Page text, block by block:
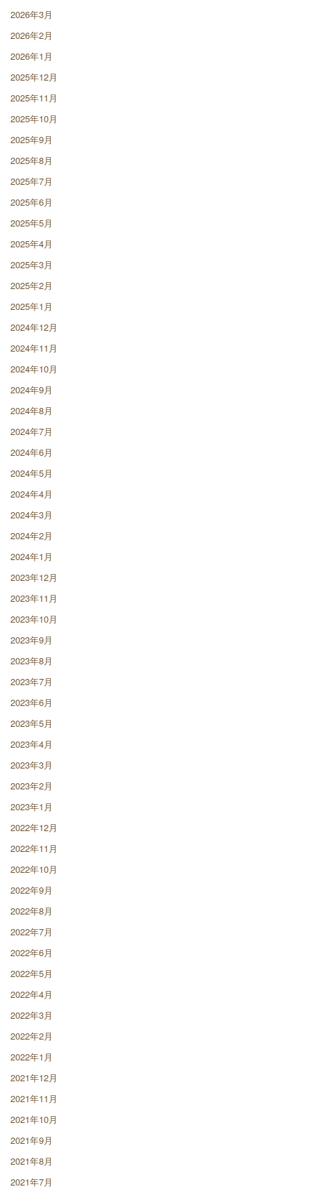
2026年3月
2026年2月
2026年1月
2025年12月
2025年11月
2025年10月
2025年9月
2025年8月
2025年7月
2025年6月
2025年5月
2025年4月
2025年3月
2025年2月
2025年1月
2024年12月
2024年11月
2024年10月
2024年9月
2024年8月
2024年7月
2024年6月
2024年5月
2024年4月
2024年3月
2024年2月
2024年1月
2023年12月
2023年11月
2023年10月
2023年9月
2023年8月
2023年7月
2023年6月
2023年5月
2023年4月
2023年3月
2023年2月
2023年1月
2022年12月
2022年11月
2022年10月
2022年9月
2022年8月
2022年7月
2022年6月
2022年5月
2022年4月
2022年3月
2022年2月
2022年1月
2021年12月
2021年11月
2021年10月
2021年9月
2021年8月
2021年7月